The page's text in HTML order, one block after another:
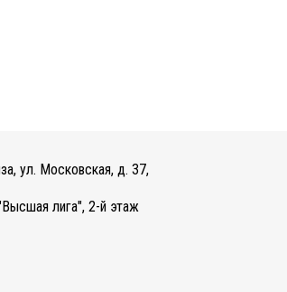
ул. Московская, д. 37,
лига", 2-й этаж